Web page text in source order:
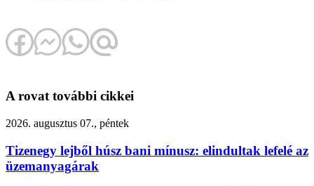
A rovat további cikkei
2026. augusztus 07., péntek
Tizenegy lejből húsz bani mínusz: elindultak lefelé az
üzemanyagárak